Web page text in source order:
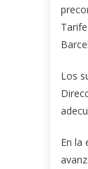
Los
En la